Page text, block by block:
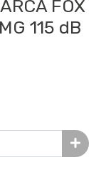
FOX
115 dB